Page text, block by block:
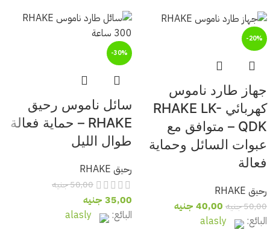
-20%
جهاز طارد ناموس
كهربائي RHAKE LK-
QDK – متوافق مع
عبوات السائل وحماية
فعالة
رحيق RHAKE
50,00جنيه 40,00 جنيه
البائع:
alasly
-30%
سائل ناموس رحيق
RHAKE – حماية فعالة
طوال الليل
رحيق RHAKE
50,00جنيه
35,00 جنيه
البائع:
alasly